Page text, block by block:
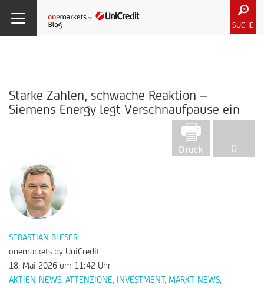
SUCHE
Starke Zahlen, schwache Reaktion –
Siemens Energy legt Verschnaufpause ein
0
SEBASTIAN BLESER
onemarkets by UniCredit
18. Mai 2026 um 11:42 Uhr
AKTIEN-NEWS ATTENZIONE INVESTMENT, MARKT-NEWS